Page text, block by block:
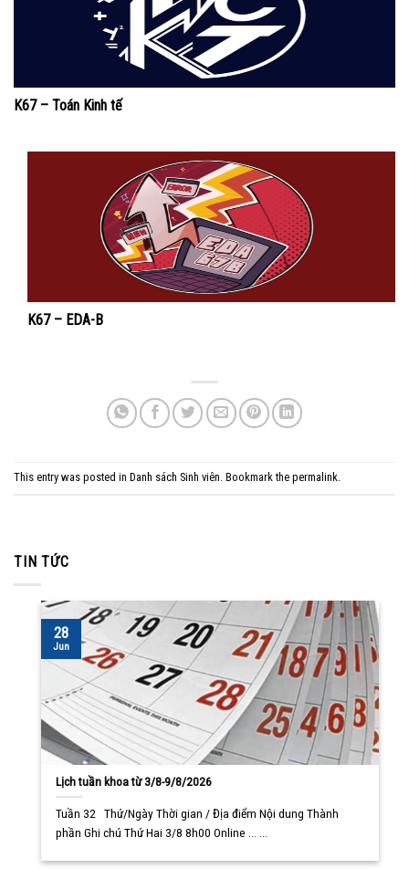
K67 – Toán Kinh tế
K67 – EDA-B
This entry was posted in Danh sách Sinh viên. Bookmark the permalink.
TIN TỨC
Lịch tuần khoa từ 3/8-9/8/2026
Tuần 32 Thứ/Ngày Thời gian / Địa điểm Nội dung Thành
phần Ghi chú Thứ Hai 3/8 8h00 Online ... ...
28
Jun